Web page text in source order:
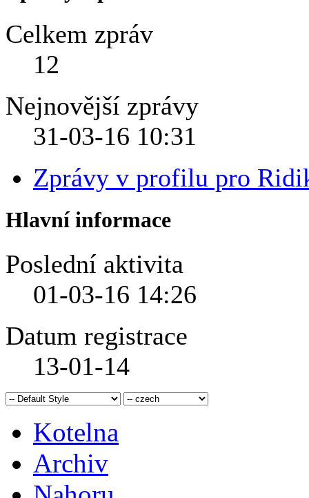
Celkem zpráv
12
Nejnovější zprávy
31-03-16 10:31
Zprávy v profilu pro
Hlavní informace
Poslední aktivita
01-03-16 14:26
Datum registrace
13-01-14
Kotelna
Archiv